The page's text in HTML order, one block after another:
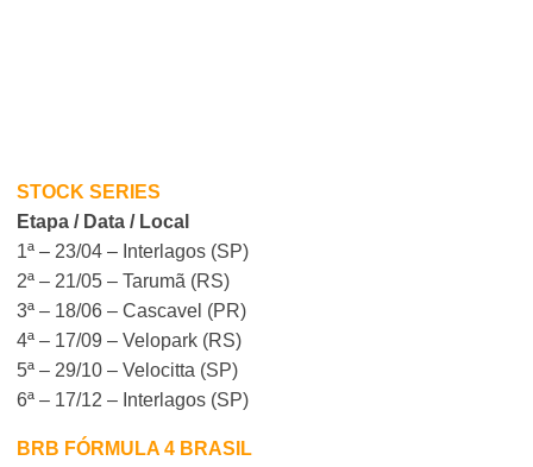
STOCK SERIES
Etapa / Data / Local
1ª – 23/04 – Interlagos (SP)
2ª – 21/05 – Tarumã (RS)
3ª – 18/06 – Cascavel (PR)
4ª – 17/09 – Velopark (RS)
5ª – 29/10 – Velocitta (SP)
6ª – 17/12 – Interlagos (SP)
BRB FÓRMULA 4 BRASIL